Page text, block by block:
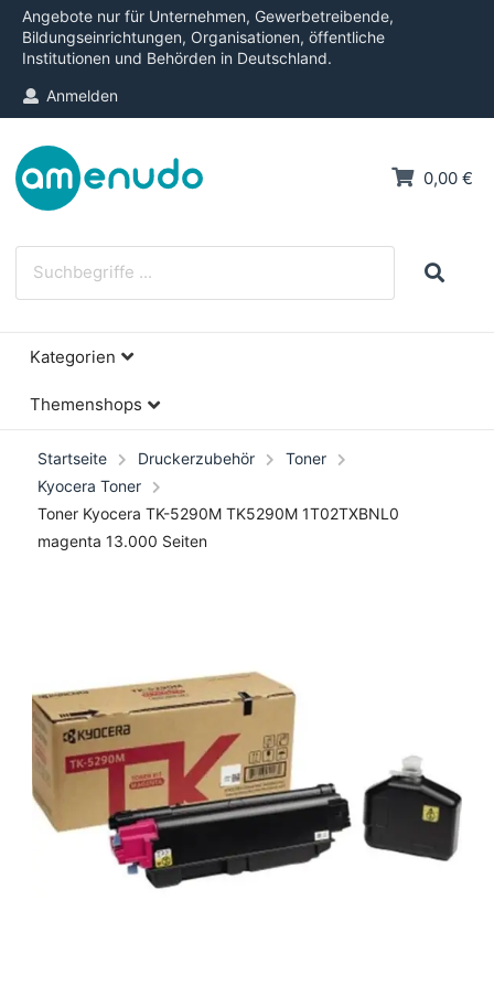
Angebote nur für Unternehmen, Gewerbetreibende,
Bildungseinrichtungen, Organisationen, öffentliche
Institutionen und Behörden in Deutschland.
Anmelden
0,00 €
Kategorien
Themenshops
Startseite Druckerzubehör
Toner
Kyocera Toner
Toner Kyocera TK-5290M TK5290M 1T02TXBNL0
magenta 13.000 Seiten